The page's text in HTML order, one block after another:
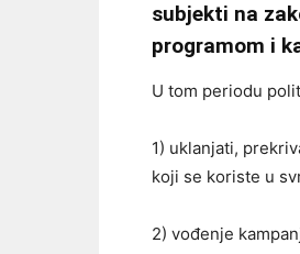
subjekti na
programom i
U tom periodu
1) uklanjati,
koji se koriste u
2) vođenje